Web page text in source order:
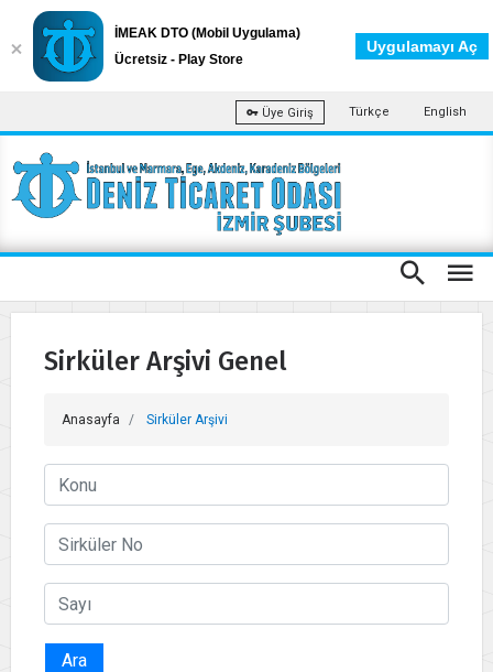
Üye Giriş Türkçe English
Sirküler Arşivi Genel
Anasayfa Sirküler Arşivi
Ara
İMEAK DTO (Mobil Uygulama)
Ücretsiz - Play Store
Uygulamayı Aç